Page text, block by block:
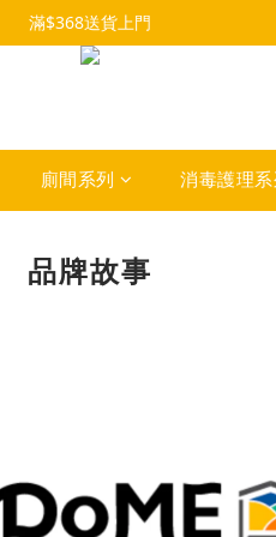
滿$368送貨上門
廁間系列 消毒護理
品牌故事